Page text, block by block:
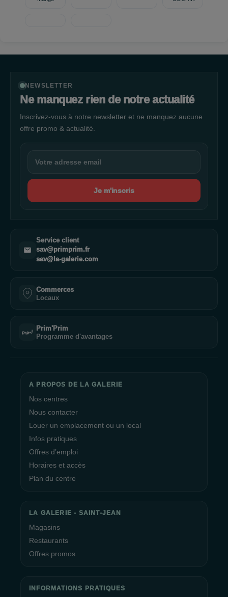
NEWSLETTER
Ne manquez rien de notre actualité
Inscrivez-vous à notre newsletter et ne manquez aucune
offre promo & actualité.
Je m'inscris
Service client
sav@primprim.fr
sav@la-galerie.com
Commerces
Locaux
Prim'Prim
Programme d'avantages
A PROPOS DE LA GALERIE
Nos centres
Nous contacter
Louer un emplacement ou un local
Infos pratiques
Offres d’emploi
Horaires et accès
Plan du centre
LA GALERIE - SAINT-JEAN
Magasins
Restaurants
Offres promos
INFORMATIONS PRATIQUES